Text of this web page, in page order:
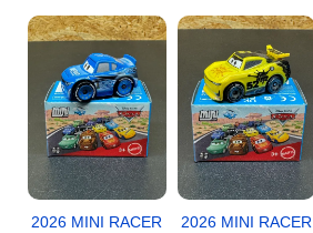
2026 MINI RACER
2026 MINI RACER